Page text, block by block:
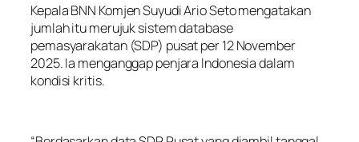
Kepala BNN Komjen Suyudi Ario Seto mengatakan
jumlah itu merujuk sistem database
pemasyarakatan (SDP) pusat per 12 November
2025. Ia menganggap penjara Indonesia dalam
kondisi kritis.